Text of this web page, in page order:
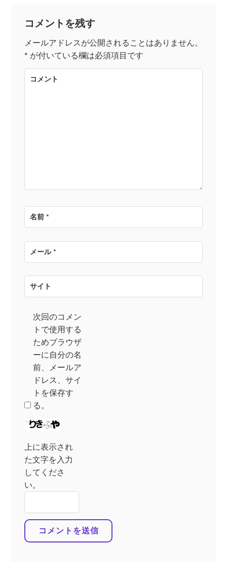
シ
コメントを残す
メールアドレスが公開されることはありません。
* が付いている欄は必須項目です
コメント
名前*
メール*
サイト
次回のコメン
トで使用する
ためブラウザ
ーに自分の名
前、メールア
ドレス、サイ
トを保存す
る。
上に表示され
た文字を入力
してくださ
い。